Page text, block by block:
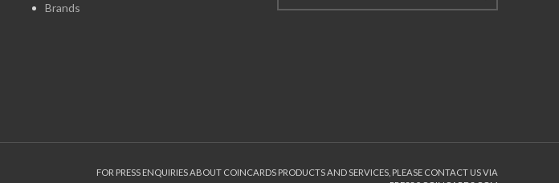
Brands
FOR PRESS ENQUIRIES ABOUT COINCARDS PRODUCTS AND SERVICES, PLEASE CONTACT US VIA